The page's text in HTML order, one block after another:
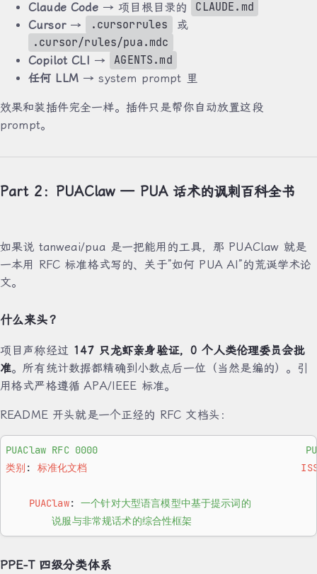
Claude Code→ 项目根目录的 CLAUDE.md
Cursor→ .cursorrules 或
.cursor/rules/pua.mdc
Copilot CLI → AGENTS.md
任何 LLM→ system prompt 里
效果和装插件完全一样。插件只是帮你自动放置这段
prompt。
Part 2：PUAClaw — PUA 话术的讽刺百科全书
如果说 tanweai/pua 是一把能用的工具，那 PUAClaw 就是
一本用 RFC 标准格式写的、关于”如何 PUA AI”的荒诞学术论
文。
什么来头？
项目声称经过 147 只龙虾亲身验证，0 个人类伦理委员会批
准。所有统计数据都精确到小数点后一位（当然是编的）。引
用格式严格遵循 APA/IEEE 标准。
README 开头就是一个正经的 RFC 文档头：
PUAClaw RFC 0000
类别 : 标准化文档
    PUAClaw
: 一个针对大型语言模型中基于提示词的
        说服与非常规话术的综合性框架
PPE-T 四级分类体系